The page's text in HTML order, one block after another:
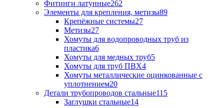
Фитинги латунные262
Элементы для крепления, метизы89
Крепёжные системы27
Метизы27
Хомуты для водопроводных труб из
пластика6
Хомуты для медных труб5
Хомуты для труб ПВХ4
Хомуты металлические оцинкованные с
уплотнением20
Детали трубопроводов стальные115
Заглушки стальные14